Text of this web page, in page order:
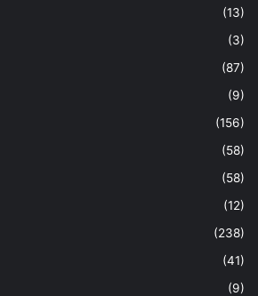
(13)
(3)
(87)
(9)
(156)
(58)
(58)
(12)
(238)
(41)
(9)